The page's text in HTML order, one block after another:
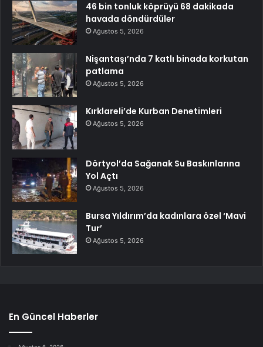
46 bin tonluk köprüyü 68 dakikada
havada döndürdüler
Ağustos 5, 2026
Nişantaşı’nda 7 katlı binada korkutan
patlama
Ağustos 5, 2026
Kırklareli’de Kurban Denetimleri
Ağustos 5, 2026
Dörtyol’da Sağanak Su Baskınlarına
Yol Açtı
Ağustos 5, 2026
Bursa Yıldırım’da kadınlara özel ‘Mavi
Tur’
Ağustos 5, 2026
En Güncel Haberler